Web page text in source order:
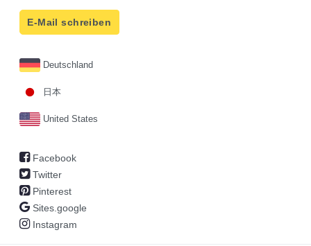
E-Mail schreiben
Deutschland
日本
United States
Facebook
Twitter
Pinterest
Sites.google
Instagram